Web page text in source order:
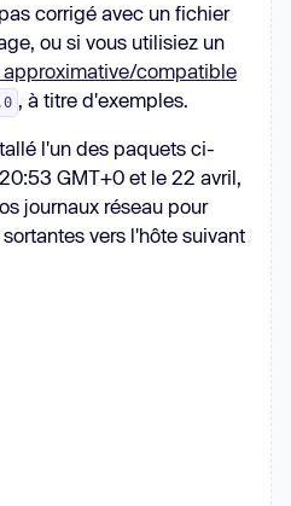
corrigé avec un fichier
ou si vous utilisiez un
compatible
, à titre d'exemples.
l'un des paquets ci-
GMT+0 et le 22 avril,
journaux réseau pour
vers l'hôte suivant